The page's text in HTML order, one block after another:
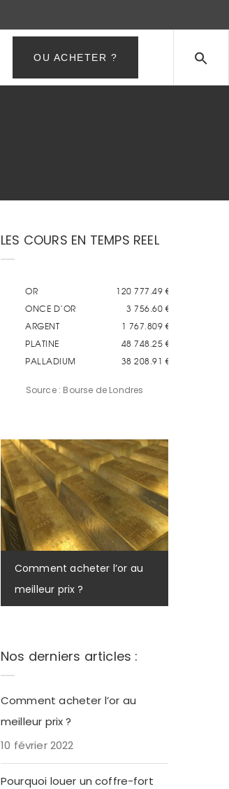
OU ACHETER ?
LES COURS EN TEMPS REEL
Source : Bourse de Londres
Comment acheter l’or au
meilleur prix ?
Nos derniers articles :
Comment acheter l’or au
meilleur prix ?
10 février 2022
Pourquoi louer un coffre-fort